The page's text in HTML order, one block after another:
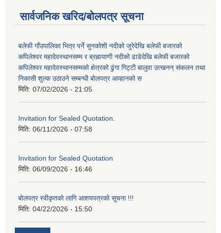
सार्वजनिक खरिद/बोलपत्र सूचना
बलेफी गाँउपालिका भित्र पर्ने सुनकोशी नदीको जुरेदेखि बलेफी बजारको
कपिलेश्वर महादेवस्थानसम्म र ब्रह्मयाणी नदीको ढाडेदेखि बलेफी बजारको
कपिलेश्वर महादेवस्थानसम्मको क्षेत्रको ढुंगा गिट्टी बालुवा उत्खनन् संकलन तथा
निकासी शुल्क उठाउने सम्बन्धी बोलपत्र आव्हानको स
मिति: 07/02/2026 - 21:05
Invitation for Sealed Quotation.
मिति: 06/11/2026 - 07:58
Invitation for Sealed Quotation
मिति: 06/09/2026 - 16:46
बोलपत्र स्वीकृतको लागि आशयपत्रको सूचना !!!
मिति: 04/22/2026 - 15:50